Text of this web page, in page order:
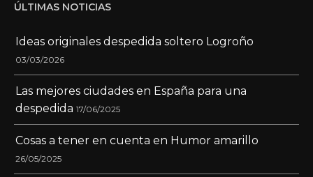
ÚLTIMAS NOTICIAS
Ideas originales despedida soltero Logroño
03/03/2026
Las mejores ciudades en España para una
despedida 17/06/2025
Cosas a tener en cuenta en Humor amarillo
26/05/2025